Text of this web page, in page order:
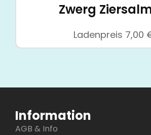
Zwerg
Ladenpreis 7,00
Information
AGB & Info